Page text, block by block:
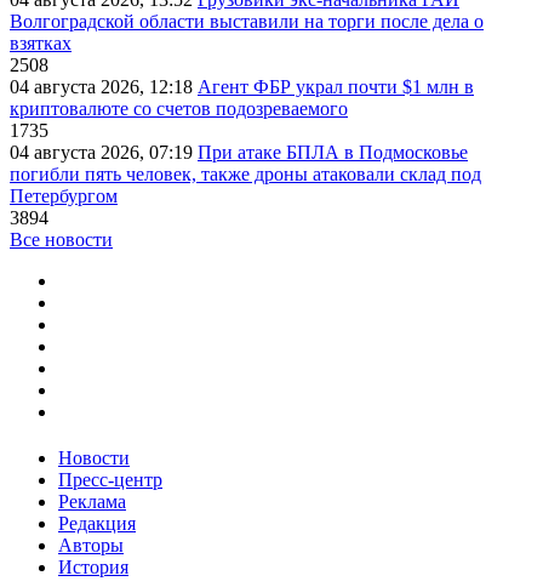
Волгоградской области выставили на торги после дела о
взятках
2508
04 августа 2026, 12:18 Агент ФБР украл почти $1 млн в
криптовалюте со счетов подозреваемого
1735
04 августа 2026, 07:19 При атаке БПЛА в Подмосковье
погибли пять человек, также дроны атаковали склад под
Петербургом
3894
Все новости
Новости
Пресс-центр
Реклама
Редакция
Авторы
История